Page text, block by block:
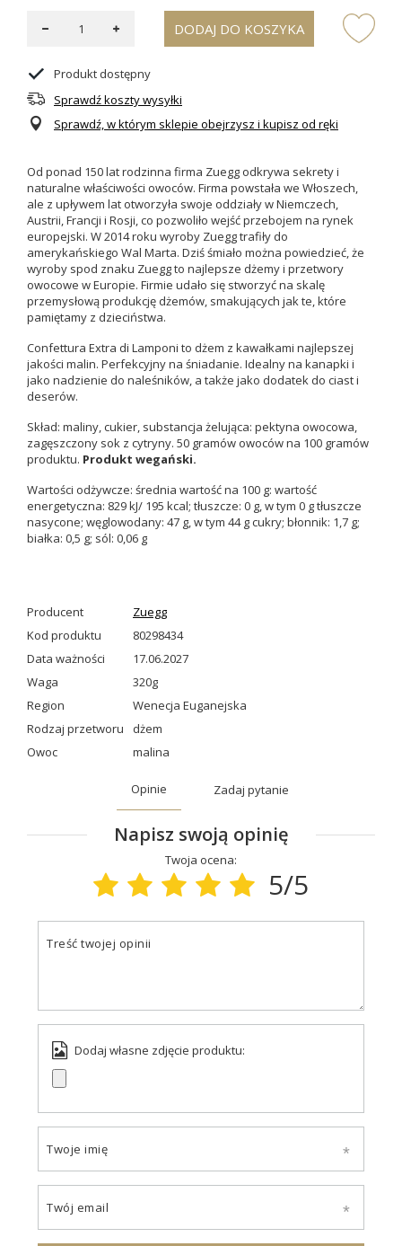
DODAJ DO KOSZYKA
Produkt dostępny
Sprawdź koszty wysyłki
Sprawdź, w którym sklepie obejrzysz i kupisz od ręki
Od ponad 150 lat rodzinna firma Zuegg odkrywa sekrety i
naturalne właściwości owoców. Firma powstała we Włoszech,
ale z upływem lat otworzyła swoje oddziały w Niemczech,
Austrii, Francji i Rosji, co pozwoliło wejść przebojem na rynek
europejski. W 2014 roku wyroby Zuegg trafiły do
amerykańskiego Wal Marta. Dziś śmiało można powiedzieć, że
wyroby spod znaku Zuegg to najlepsze dżemy i przetwory
owocowe w Europie. Firmie udało się stworzyć na skalę
przemysłową produkcję dżemów, smakujących jak te, które
pamiętamy z dzieciństwa.
Confettura Extra di Lamponi to dżem z kawałkami najlepszej
jakości malin. Perfekcyjny na śniadanie. Idealny na kanapki i
jako nadzienie do naleśników, a także jako dodatek do ciast i
deserów.
Skład: maliny, cukier, substancja żelująca: pektyna owocowa,
zagęszczony sok z cytryny. 50 gramów owoców na 100 gramów
produktu. Produkt wegański.
Wartości odżywcze: średnia wartość na 100 g: wartość
energetyczna: 829 kJ/ 195 kcal; tłuszcze: 0 g, w tym 0 g tłuszcze
nasycone; węglowodany: 47 g, w tym 44 g cukry; błonnik: 1,7 g;
białka: 0,5 g; sól: 0,06 g
Producent
Zuegg
Kod produktu
80298434
Data ważności
17.06.2027
Waga
320g
Region
Wenecja Euganejska
Rodzaj przetworu
dżem
Owoc
malina
Opinie Zadaj pytanie
Napisz swoją opinię
Twoja ocena:
5/5
Treść twojej opinii
Dodaj własne zdjęcie produktu:
Twoje imię
Twój email